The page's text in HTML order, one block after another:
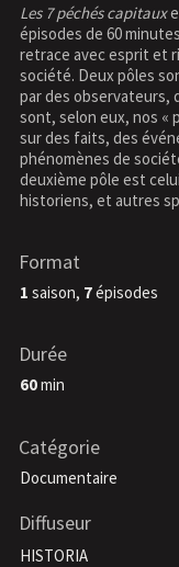
Les 7 péchés capitaux
épisodes de 60
retrace avec esprit et
société. Deux pôles
par des observateurs,
sont, selon eux, nos «
sur des faits, des
phénomènes de
deuxième pôle est
historiens, et autres
Format
1 saison, 7épisodes
Durée
60min
Catégorie
Documentaire
Diffuseur
HISTORIA